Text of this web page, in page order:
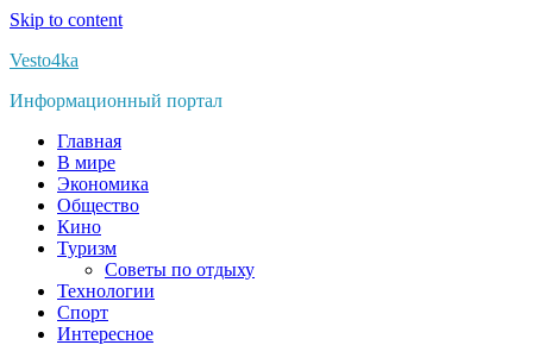
Skip to content
Vesto4ka
Информационный портал
Главная
В мире
Экономика
Общество
Кино
Туризм
Советы по отдыху
Технологии
Спорт
Интересное